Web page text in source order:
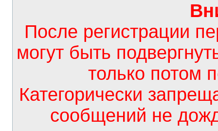
После регистрации
могут быть
только потом
Категорически
сообщений не